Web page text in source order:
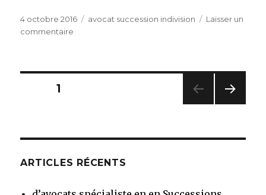
Publié
le
4 octobre 2016 Catégories
avocat succession indivision
Laisser un
commentaire
Pagination
publications
PAGE1
ANT
ARTICLES RÉCENTS